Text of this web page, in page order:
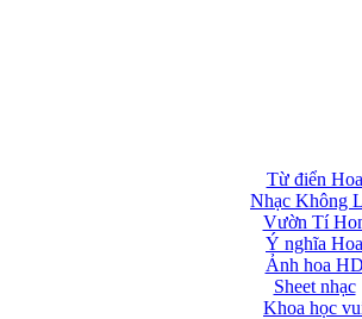
Từ điển Hoa
Nhạc Không
Vườn Tí
Ý nghĩa Hoa
Ảnh hoa HD
Sheet nhạc
Khoa học